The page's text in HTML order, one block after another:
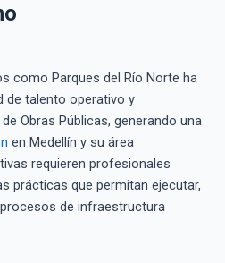
como Parques del Río Norte ha
de talento operativo y
Obras Públicas, generando una
en Medellín y su área
requieren profesionales
prácticas que permitan ejecutar,
de infraestructura